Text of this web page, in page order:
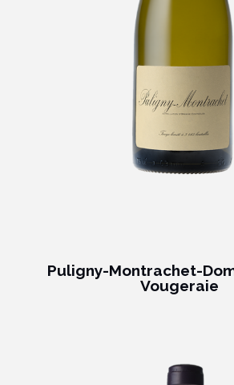
Puligny-Montrachet-
Vougeraie